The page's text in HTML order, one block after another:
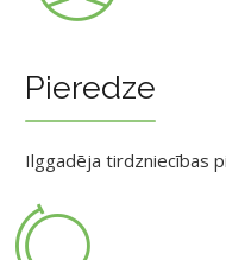
Pieredze
Ilggadēja tirdzniecības